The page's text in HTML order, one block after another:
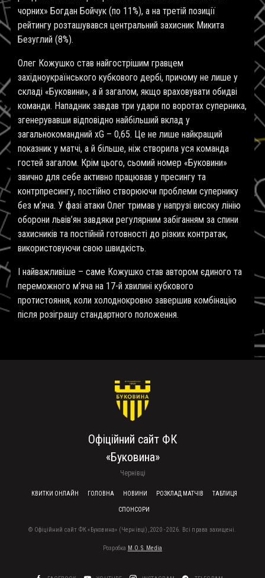
чорних» Богдан Бойчук (по 11%), а на третій позиції
рейтингу розташувався центральний захисник Микита
Безуглий (8%).
Олег Кожушко став найгострішим гравцем
західноукраїнського кубкового дербі, причому не лише у
складі «Буковини», а й загалом, якщо враховувати обидві
команди. Нападник завдав три удари по воротах суперника,
згенерувавши відповідно найбільший вклад у
загальнокомандний xG – 0,65. Це не лише найкращий
показник у матчі, а й більше, ніж створила уся команда
гостей загалом. Крім цього, сьомий номер «Буковини»
звично для себе активно працював у пресингу та
контрпресингу, постійно створюючи проблеми супернику
без м’яча. У фазі атаки Олег тримав у напрузі високу лінію
оборони львів’ян завдяки регулярним забіганням за спини
захисників та постійній готовності до різких контратак,
використовуючи свою швидкість.
І найважливіше – саме Кожушко став автором єдиного та
переможного м’яча на 17-й хвилині кубкового
протистояння, коли холоднокровно завершив комбінацію
після розіграшу стандартного положення.
Офіційний сайт ФК
«Буковина»
Чернівці
FOOTER MENU
КВИТКИ ОНЛАЙН ГОЛОВНА НОВИНИ РОЗКЛАД МАТЧІВ ТАБЛИЦЯ
СПОНСОРИ
© Офіційний сайт ФК «Буковина» (Чернівці), 2020 - 2026. Всі права захищені.
Розробка M.O.S. Media